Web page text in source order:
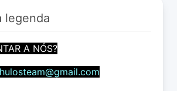
legenda
A NÓS?